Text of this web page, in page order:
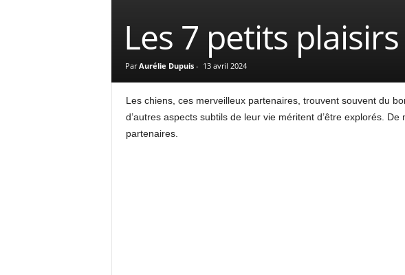
Les 7 petits
Par Aurélie Dupuis - 13 avril 2024
Les chiens, ces merveilleux partenaires, trouvent souvent du
d’autres aspects subtils de leur vie méritent d’être explorés. De
partenaires.